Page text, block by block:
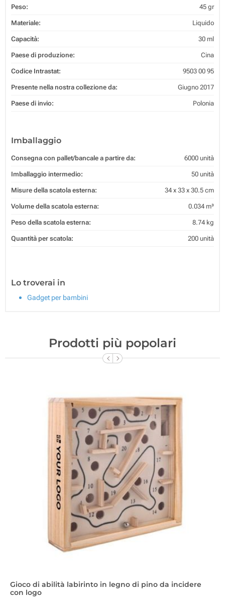
Peso: 45 gr
Materiale: Liquido
Capacità: 30 ml
Paese di produzione: Cina
Codice Intrastat: 9503 00 95
Presente nella nostra collezione da: Giugno 2017
Paese di invio: Polonia
Imballaggio
Consegna con pallet/bancale a partire da: 6000 unità
Imballaggio intermedio: 50 unità
Misure della scatola esterna: 34 x 33 x 30.5 cm
Volume della scatola esterna: 0.034 m³
Peso della scatola esterna: 8.74 kg
Quantità per scatola: 200 unità
Lo troverai in
Gadget per bambini
Prodotti più popolari
Gioco di abilità labirinto in legno di pino da incidere
con logo